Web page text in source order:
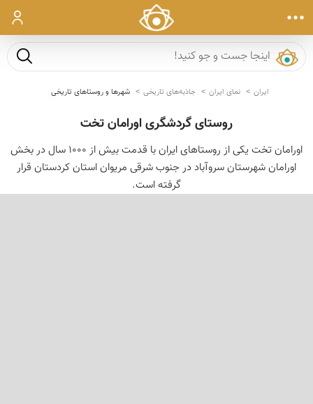
ورود
جست و
ایران نمای ایران جاذبه‌های تاریخی شهرها و روستاهای تاریخی
روستای گردشگری اورامان تخت
اورامان تخت یکی از روستاهای ایران با قدمت بیش از ۱۰۰۰ سال در بخش
اورامان شهرستان سروآباد در جنوب شرقی مریوان استان کردستان قرار
گرفته است.